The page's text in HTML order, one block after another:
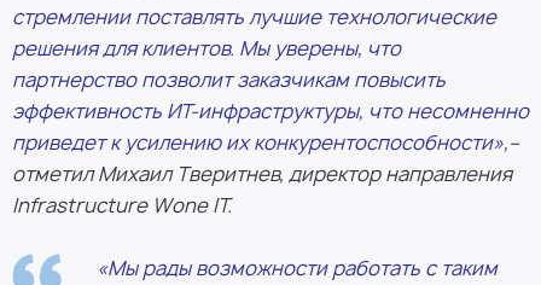
стремлении поставлять лучшие технологические
решения для клиентов. Мы уверены, что
партнерство позволит заказчикам повысить
эффективность ИТ-инфраструктуры, что несомненно
приведет к усилению их конкурентоспособности»,–
отметил Михаил Тверитнев, директор направления
Infrastructure Wone IT.
«Мы рады возможности работать с таким